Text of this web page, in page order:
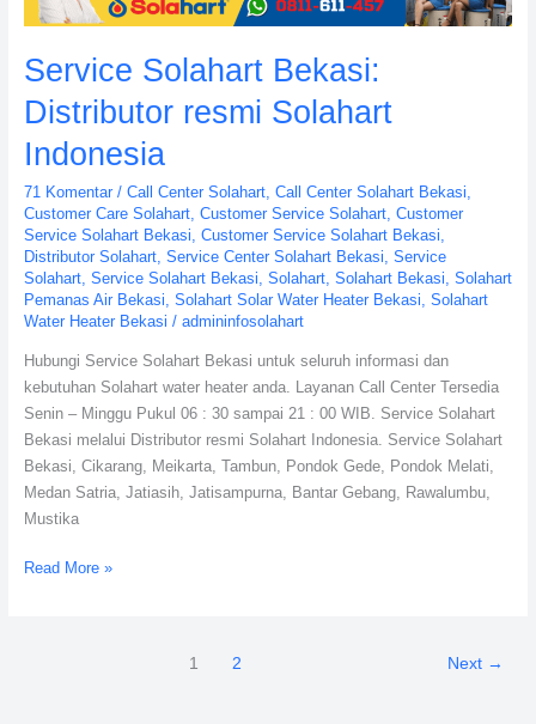
Service Solahart Bekasi:
Distributor resmi Solahart
Indonesia
71 Komentar / Call Center Solahart, Call Center Solahart Bekasi
Customer Care Solahart, Customer Service Solahart, Customer
Service Solahart Bekasi Customer Service Solahart Bekasi
Distributor Solahart, Service Center Solahart Bekasi Service
Solahart, Service Solahart Bekasi Solahart, Solahart Bekasi Solahart
Pemanas Air Bekasi Solahart Solar Water Heater Bekasi Solahart
Water Heater Bekasi / admininfosolahart
Hubungi Service Solahart Bekasi untuk seluruh informasi dan
kebutuhan Solahart water heater anda. Layanan Call Center Tersedia
Senin – Minggu Pukul 06 : 30 sampai 21 : 00 WIB. Service Solahart
Bekasi melalui Distributor resmi Solahart Indonesia. Service Solahart
Bekasi, Cikarang, Meikarta, Tambun, Pondok Gede, Pondok Melati,
Medan Satria, Jatiasih, Jatisampurna, Bantar Gebang, Rawalumbu,
Mustika
Read More »
1 2 Next →